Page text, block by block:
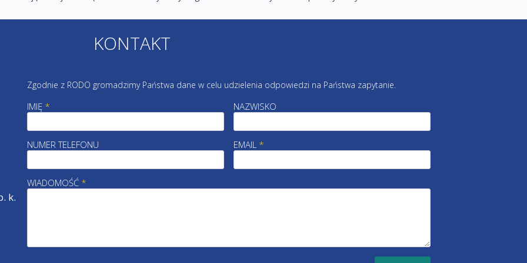
KONTAKT
k.
Zgodnie z RODO gromadzimy Państwa dane w celu udzielenia odpowiedzi na Państwa zapytanie.
IMIĘ * NAZWISKO
NUMER TELEFONU EMAIL *
WIADOMOŚĆ *